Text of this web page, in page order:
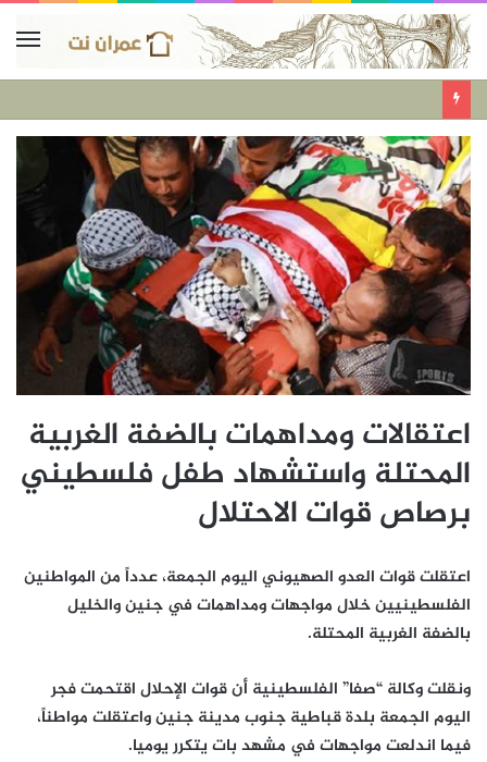
اعتقالات ومداهمات بالضفة الغربية
المحتلة واستشهاد طفل فلسطيني
برصاص قوات الاحتلال
اعتقلت قوات العدو الصهيوني اليوم الجمعة، عدداً من المواطنين
الفلسطينيين خلال مواجهات ومداهمات في جنين والخليل
بالضفة الغربية المحتلة.
ونقلت وكالة “صفا” الفلسطينية أن قوات الإحلال اقتحمت فجر
اليوم الجمعة بلدة قباطية جنوب مدينة جنين واعتقلت مواطناً،
فيما اندلعت مواجهات في مشهد بات يتكرر يوميا.